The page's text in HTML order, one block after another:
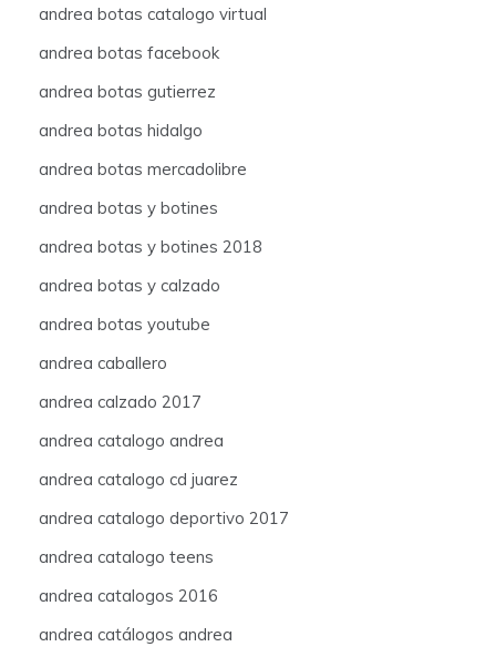
andrea botas catalogo virtual
andrea botas facebook
andrea botas gutierrez
andrea botas hidalgo
andrea botas mercadolibre
andrea botas y botines
andrea botas y botines 2018
andrea botas y calzado
andrea botas youtube
andrea caballero
andrea calzado 2017
andrea catalogo andrea
andrea catalogo cd juarez
andrea catalogo deportivo 2017
andrea catalogo teens
andrea catalogos 2016
andrea catálogos andrea